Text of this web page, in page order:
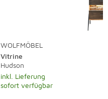
WOLFMÖBEL
Vitrine
Hudson
inkl. Lieferung
sofort verfügbar